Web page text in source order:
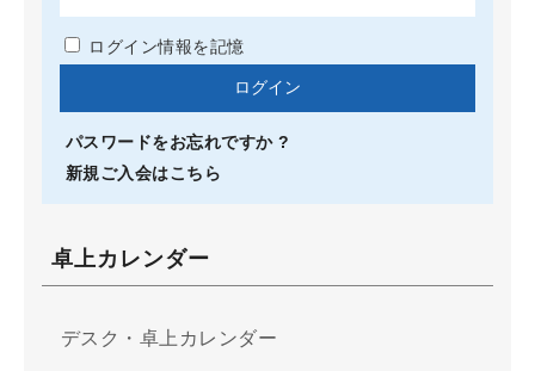
ログイン情報を記憶
パスワードをお忘れですか ?
新規ご入会はこちら
卓上カレンダー
デスク・卓上カレンダー